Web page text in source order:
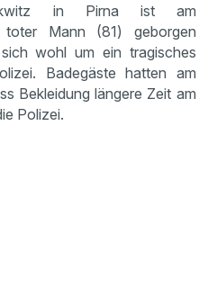
in Pirna ist am
toter Mann (81) geborgen
wohl um ein tragisches
Badegäste hatten am
Bekleidung längere Zeit am
Polizei.